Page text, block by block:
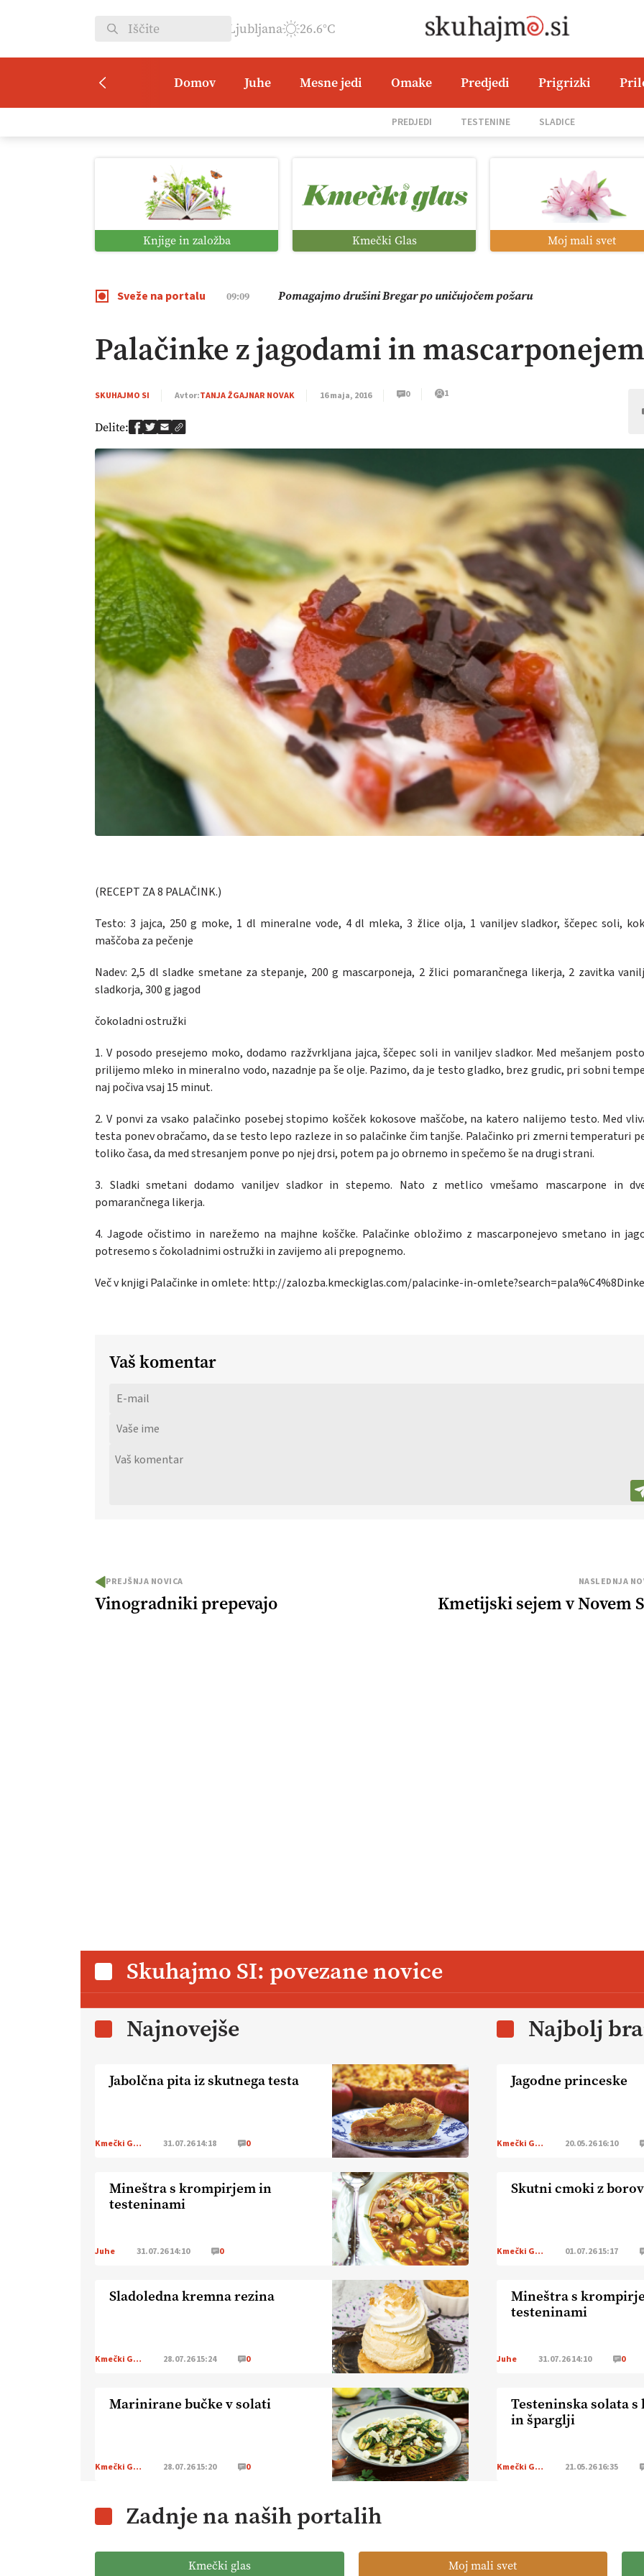
Ljubljana 26.6°C
Domov Juhe Mesne jedi Omake Predjedi Prigrizki
PREDJEDI TESTENINE SLADICE
Knjige in založba Kmečki Glas Moj mali svet
Sveže na portalu
07:00 Kmetijski roboti: bo o njihovi prihodnosti odločala cena ali prednosti
12:11 Digitalizacija z GPS navigacijo in avtonomnimi sistemi
09:09 Pomagajmo družini Bregar po uničujočem požaru
08:45 Vročina in suša obremenjujeta evropsko kmetijstvo
Palačinke z jagodami in mascarponejem
SKUHAJMO SI Avtor:TANJA ŽGAJNAR NOVAK 16 maja, 2016 0 1
Delite:
(RECEPT ZA 8 PALAČINK.)
Testo: 3 jajca, 250 g moke, 1 dl mineralne vode, 4 dl mleka, 3 žlice olja, 1 vaniljev sladkor, ščepec soli,
maščoba za pečenje
Nadev: 2,5 dl sladke smetane za stepanje, 200 g mascarponeja, 2 žlici pomarančnega likerja, 2 zavitka
sladkorja, 300 g jagod
čokoladni ostružki
1. V posodo presejemo moko, dodamo razžvrkljana jajca, ščepec soli in vaniljev sladkor. Med mešanjem
prilijemo mleko in mineralno vodo, nazadnje pa še olje. Pazimo, da je testo gladko, brez grudic, pri sobni
naj počiva vsaj 15 minut.
2. V ponvi za vsako palačinko posebej stopimo košček kokosove maščobe, na katero nalijemo testo. Med
testa ponev obračamo, da se testo lepo razleze in so palačinke čim tanjše. Palačinko pri zmerni temperaturi
toliko časa, da med stresanjem ponve po njej drsi, potem pa jo obrnemo in spečemo še na drugi strani.
3. Sladki smetani dodamo vaniljev sladkor in stepemo. Nato z metlico vmešamo mascarpone in
pomarančnega likerja.
4. Jagode očistimo in narežemo na majhne koščke. Palačinke obložimo z mascarponejevo smetano in
potresemo s čokoladnimi ostružki in zavijemo ali prepognemo.
Več v knjigi Palačinke in omlete: http://zalozba.kmeckiglas.com/palacinke-in-omlete?search=pala%C4%8Dinke
Vaš komentar
PREJŠNJA NOVICA
Vinogradniki prepevajo
NASLEDNJA
Kmetijski sejem v Novem
Skuhajmo SI: povezane novice
Najnovejše
Jabolčna pita iz skutnega testa
Kmečki Glas 31.07.26 14:18 0
Mineštra s krompirjem in
testeninami
Juhe 31.07.26 14:10 0
Sladoledna kremna rezina
Kmečki Glas 28.07.26 15:24 0
Marinirane bučke v solati
Kmečki Glas 28.07.26 15:20 0
Najbolj
Jagodne princeske
Kmečki Glas 20.05.26 16:10
Skutni cmoki z
Kmečki Glas 01.07.26 15:17
Mineštra s
testeninami
Juhe 31.07.26 14:10 0
Testeninska solata
in šparglji
Kmečki Glas 21.05.26 16:35
Zadnje na naših portalih
Kmečki glas Moj mali svet